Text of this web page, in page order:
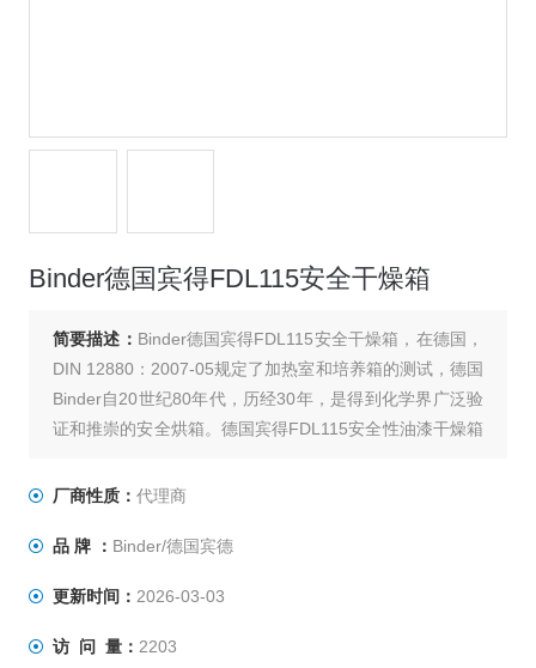
Binder德国宾得FDL115安全干燥箱
简要描述： Binder德国宾得FDL115安全干燥箱，在德国，
DIN 12880：2007-05规定了加热室和培养箱的测试，德国
Binder自20世纪80年代，历经30年，是得到化学界广泛验
证和推崇的安全烘箱。德国宾得FDL115安全性油漆干燥箱
为VBG24）安全标准，一般应用于化工工业以及染料工
厂商性质： 代理商
品 牌 ： Binder/德国宾德
更新时间： 2026-03-03
访 问 量： 2203